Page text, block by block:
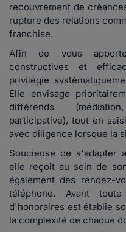
recouvrement de
rupture des relations
franchise.
Afin de vous
constructives et
privilégie
Elle envisage
différends
participative), tout en
avec diligence lorsque la
Soucieuse de s'adapter
elle reçoit au sein de
également des rendez-
téléphone. Avant
d'honoraires est établie
la complexité de chaque